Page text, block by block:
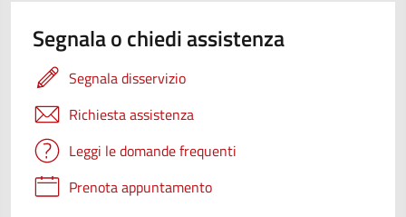
Segnala o chiedi assistenza
Segnala disservizio
Richiesta assistenza
Leggi le domande frequenti
Prenota appuntamento